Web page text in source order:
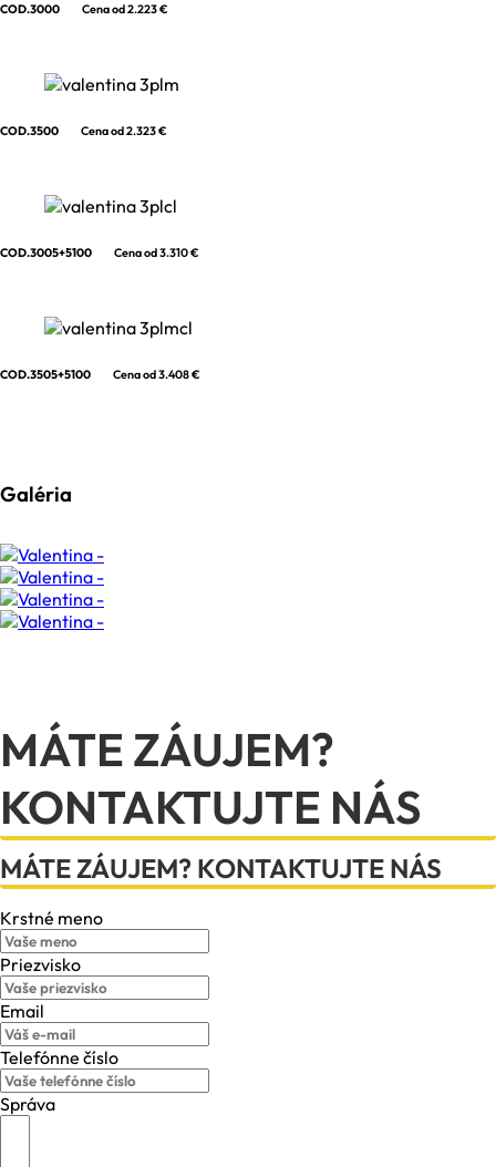
COD.3000 Cena od 2.223 €
COD.3500 Cena od 2.323 €
COD.3005+5100 Cena od 3.310 €
COD.3505+5100 Cena od 3.408 €
Galéria
MÁTE ZÁUJEM?
KONTAKTUJTE NÁS
MÁTE ZÁUJEM? KONTAKTUJTE NÁS
Krstné meno
Priezvisko
Email
Telefónne číslo
Správa